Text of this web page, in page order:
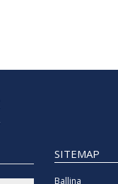
SITEMAP
Ballina